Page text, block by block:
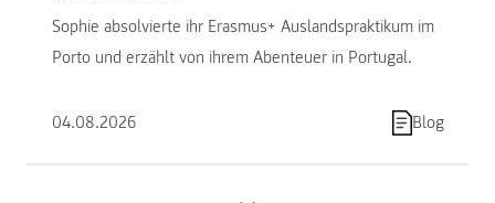
Sophie absolvierte ihr Erasmus+ Auslandspraktikum im
Porto und erzählt von ihrem Abenteuer in Portugal.
04.08.2026 Blog